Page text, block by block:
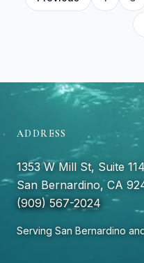
ADDRESS
1353 W Mill St, Suite
San Bernardino, CA
(909) 567-2024
Serving San Bernardino